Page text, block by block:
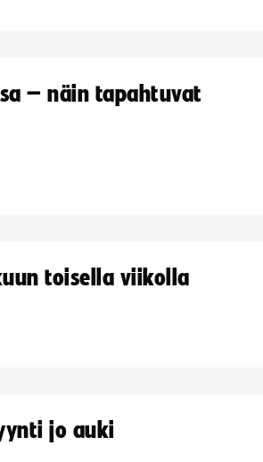
– näin tapahtuvat
toisella viikolla
jo auki